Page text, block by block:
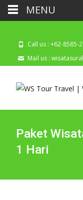
Call us : +62-8585-
Mail us :
Paket
1 Hari
MENU